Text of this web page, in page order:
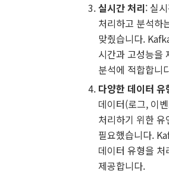
실시간 처리: 실
처리하고 분석하
맞췄습니다.
시간과 고성능을
분석에 적합합니
다양한 데이터 유
데이터(로그, 이
처리하기 위한
필요했습니다.
데이터 유형을
제공합니다.